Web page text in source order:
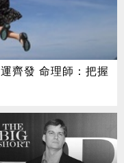
齊發 命理師：把握